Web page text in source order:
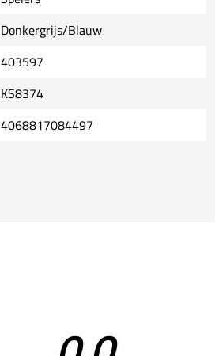
Donkergrijs/Blauw
403597
KS8374
4068817084497